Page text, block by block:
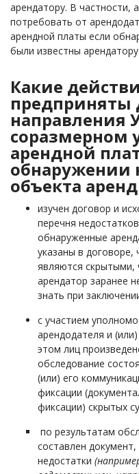
арендатору. В частности,
потребовать от
арендной платы если
были известны арендатору.
Какие
предприняты
направления
соразмерном
арендной
обнаружении
объекта
изучен договор и
перечня
обнаруженные
указаны в договоре,
являются скрытыми,
арендатор заранее
знать при
с участием
арендодателя и
этом лиц
обследование
(или) его
фиксации
фиксации) скрытых
по результатам
составлен
недостатки